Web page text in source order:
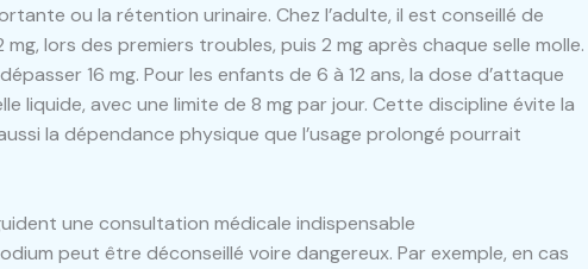
ou la rétention urinaire. Chez l’adulte, il est conseillé de
lors des premiers troubles, puis 2 mg après chaque selle molle.
16 mg. Pour les enfants de 6 à 12 ans, la dose d’attaque
liquide, avec une limite de 8 mg par jour. Cette discipline évite la
la dépendance physique que l’usage prolongé pourrait
une consultation médicale indispensable
peut être déconseillé voire dangereux. Par exemple, en cas